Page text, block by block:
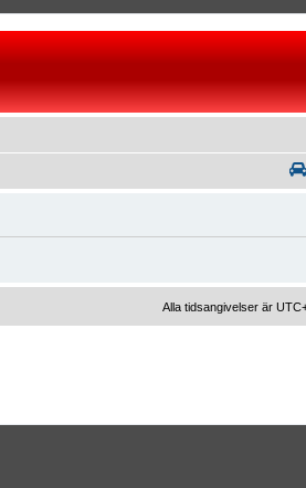
Alla tidsangivelser är